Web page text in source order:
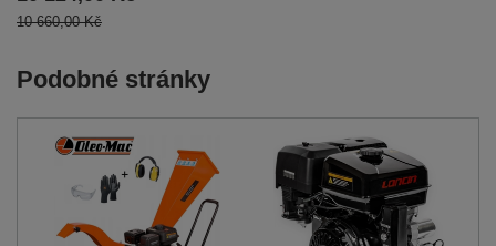
10 660,00 Kč
Podobné stránky